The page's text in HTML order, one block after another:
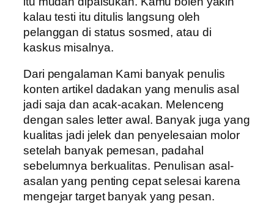
kalau testi itu ditulis langsung oleh
pelanggan di status sosmed, atau di
kaskus misalnya.
Dari pengalaman Kami banyak penulis
konten artikel dadakan yang menulis asal
jadi saja dan acak-acakan. Melenceng
dengan sales letter awal. Banyak juga yang
kualitas jadi jelek dan penyelesaian molor
setelah banyak pemesan, padahal
sebelumnya berkualitas. Penulisan asal-
asalan yang penting cepat selesai karena
mengejar target banyak yang pesan.